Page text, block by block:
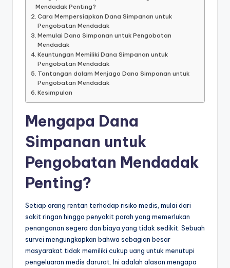
Mendadak Penting?
Cara Mempersiapkan Dana Simpanan untuk
Pengobatan Mendadak
Memulai Dana Simpanan untuk Pengobatan
Mendadak
Keuntungan Memiliki Dana Simpanan untuk
Pengobatan Mendadak
Tantangan dalam Menjaga Dana Simpanan untuk
Pengobatan Mendadak
Kesimpulan
Mengapa Dana
Simpanan untuk
Pengobatan Mendadak
Penting?
Setiap orang rentan terhadap risiko medis, mulai dari
sakit ringan hingga penyakit parah yang memerlukan
penanganan segera dan biaya yang tidak sedikit. Sebuah
survei mengungkapkan bahwa sebagian besar
masyarakat tidak memiliki cukup uang untuk menutupi
pengeluaran medis darurat. Ini adalah alasan mengapa